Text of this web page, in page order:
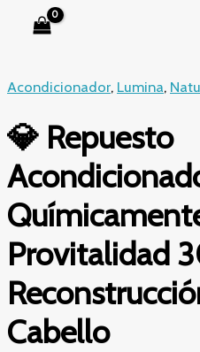
Acondicionador, Lumina,
💎 Repuesto
Provitalidad
Cabello